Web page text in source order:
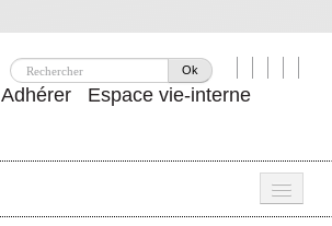
Ok
Adhérer Espace vie-interne